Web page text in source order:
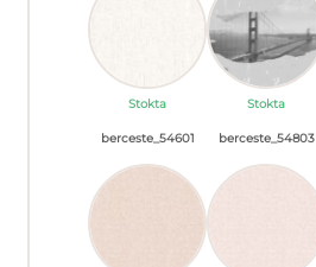
Stokta Stokta
berceste_54601 berceste_54803